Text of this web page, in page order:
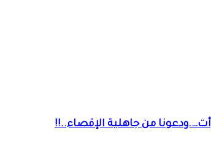
من جاهلية الإقصاء..!!